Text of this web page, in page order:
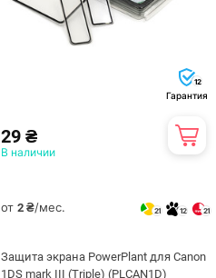
12
Гарантия
29 ₴
В наличии
от 2 ₴/мес. 21 12 21
Защита экрана PowerPlant для Canon
1DS mark III (Triple) (PLCAN1D)